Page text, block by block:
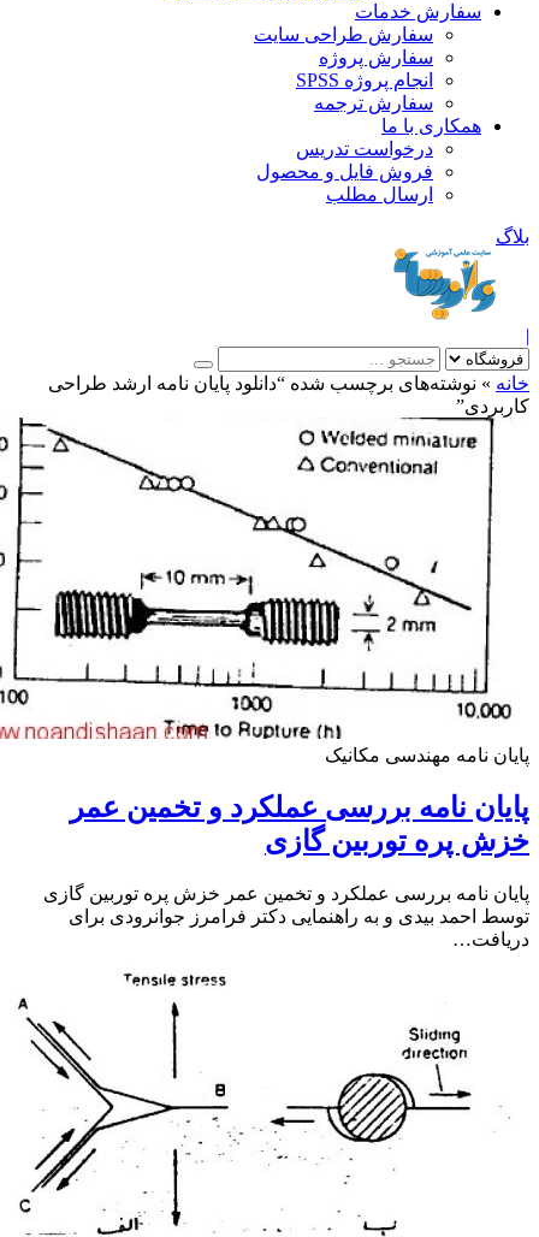
سفارش خدمات
سفارش طراحی سایت
سفارش پروژه
انجام پروژه SPSS
سفارش ترجمه
همکاری با ما
درخواست تدریس
فروش فایل و محصول
ارسال مطلب
»نوشته‌های برچسب شده “دانلود پایان نامه ارشد طراحی
نامه مهندسی مکانیک
نامه بررسی عملکرد و تخمین عمر
پره توربین گازی
نامه بررسی عملکرد و تخمین عمر خزش پره توربین گازی
احمد بیدی و به راهنمایی دکتر فرامرز جوانرودی برای